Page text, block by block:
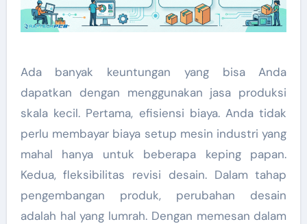
Ada banyak keuntungan yang bisa Anda
dapatkan dengan menggunakan jasa produksi
skala kecil. Pertama, efisiensi biaya. Anda tidak
perlu membayar biaya setup mesin industri yang
mahal hanya untuk beberapa keping papan.
Kedua, fleksibilitas revisi desain. Dalam tahap
pengembangan produk, perubahan desain
adalah hal yang lumrah. Dengan memesan dalam